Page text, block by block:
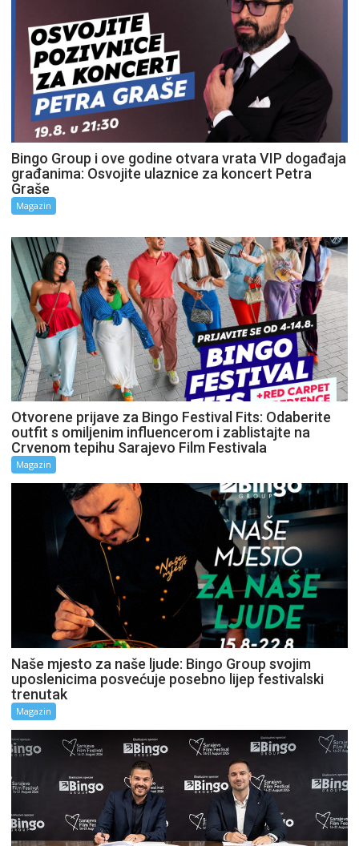
Bingo Group i ove godine otvara vrata VIP događaja
građanima: Osvojite ulaznice za koncert Petra
Graše
Magazin
Otvorene prijave za Bingo Festival Fits: Odaberite
outfit s omiljenim influencerom i zablistajte na
Crvenom tepihu Sarajevo Film Festivala
Magazin
Naše mjesto za naše ljude: Bingo Group svojim
uposlenicima posvećuje posebno lijep festivalski
trenutak
Magazin